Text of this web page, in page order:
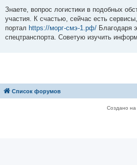
о
щ
е
н
и
Знаете, вопрос логистики в подобных
участия. К счастью, сейчас есть
портал https://морг-смэ-1.рф/ Благодаря
спецтранспорта. Советую изучить
Список форумов
Создано на